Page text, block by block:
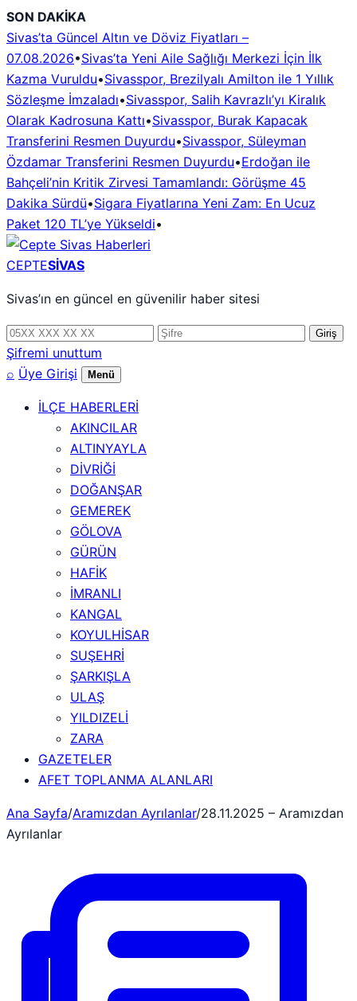
İçeriğe
geç
SON DAKİKA
Sivas’ta Güncel Altın ve Döviz Fiyatları –
07.08.2026•Sivas’ta Yeni Aile Sağlığı Merkezi İçin İlk
Kazma Vuruldu•Sivasspor, Brezilyalı Amilton ile 1 Yıllık
Sözleşme İmzaladı•Sivasspor, Salih Kavrazlı’yı Kiralık
Olarak Kadrosuna Kattı•Sivasspor, Burak Kapacak
Transferini Resmen Duyurdu•Sivasspor, Süleyman
Özdamar Transferini Resmen Duyurdu•Erdoğan ile
Bahçeli’nin Kritik Zirvesi Tamamlandı: Görüşme 45
Dakika Sürdü•Sigara Fiyatlarına Yeni Zam: En Ucuz
Paket 120 TL’ye Yükseldi•
CEPTESİVAS
Sivas’ın en güncel en güvenilir haber sitesi
Telefon
numarası
Şifre Giriş
Şifremi unuttum
⌕ Üye Girişi Menü
İLÇE HABERLERİ
AKINCILAR
ALTINYAYLA
DİVRİĞİ
DOĞANŞAR
GEMEREK
GÖLOVA
GÜRÜN
HAFİK
İMRANLI
KANGAL
KOYULHİSAR
SUŞEHRİ
ŞARKIŞLA
ULAŞ
YILDIZELİ
ZARA
GAZETELER
AFET TOPLANMA ALANLARI
Ana Sayfa/Aramızdan Ayrılanlar/28.11.2025 – Aramızdan
Ayrılanlar